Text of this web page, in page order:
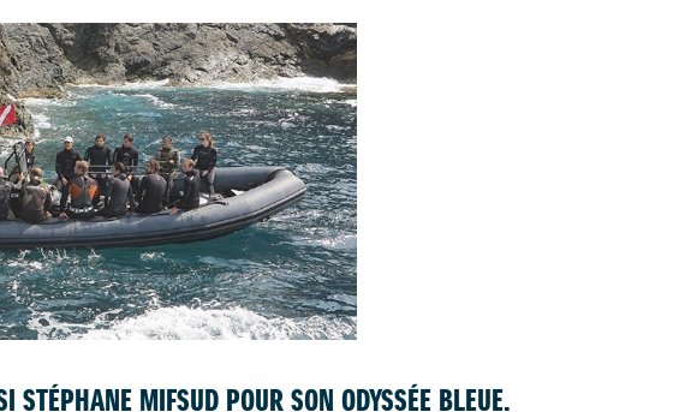
STÉPHANE MIFSUD POUR SON ODYSSÉE BLEUE.